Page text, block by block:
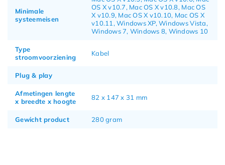
Minimale
systeemeisen
OS X v10.7, Mac OS X v10.8, Mac OS
X v10.9, Mac OS X v10.10, Mac OS X
v10.11, Windows XP, Windows Vista,
Windows 7, Windows 8, Windows 10
Type
stroomvoorziening
Kabel
Plug & play
Afmetingen lengte
x breedte x hoogte
82 x 147 x 31 mm
Gewicht product 280 gram